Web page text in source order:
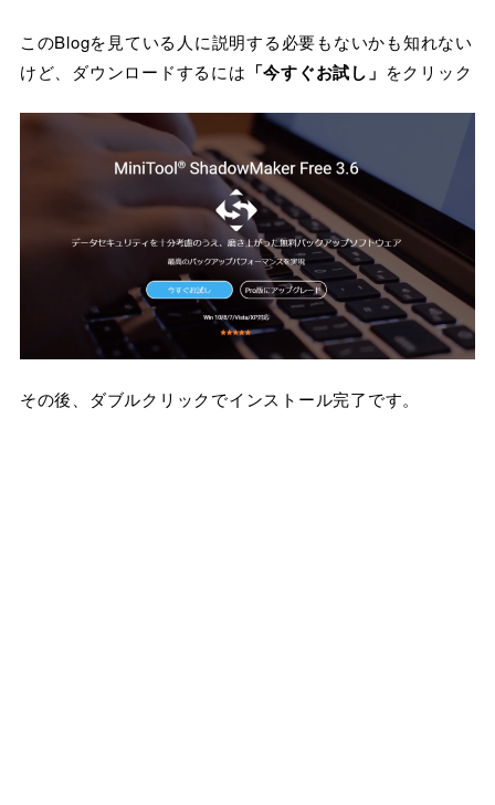
このBlogを見ている人に説明する必要もないかも知れない
けど、ダウンロードするには 「今すぐお試し」 をクリック
その後、ダブルクリックでインストール完了です。